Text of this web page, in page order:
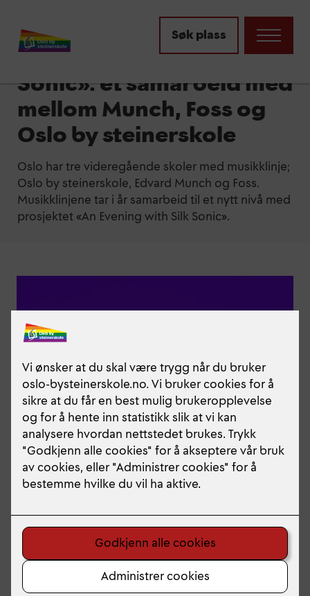
Søk plass
«An Evening with Silk
Sonic». et samarbeid med
mellom Munch, Foss og
Oslo by steinerskole
Oslo har tre videregående skoler med musikklinje;
Oslo by steinerskole, Edvard Munch og Foss.
Musikklinjene tar i år samarbeid til et nytt nivå med
prosjektet «An Evening with Silk Sonic».
Musikklinjene tar samarbeid til et nytt nivå med
prosjektet «An Evening with Silk Sonic». Vi har rett
hele i en ånd av Musikk, Dans, Drama,
egenproduserte videoer og koreografi.
Alle musikkelevene på vg1 fra de respektive